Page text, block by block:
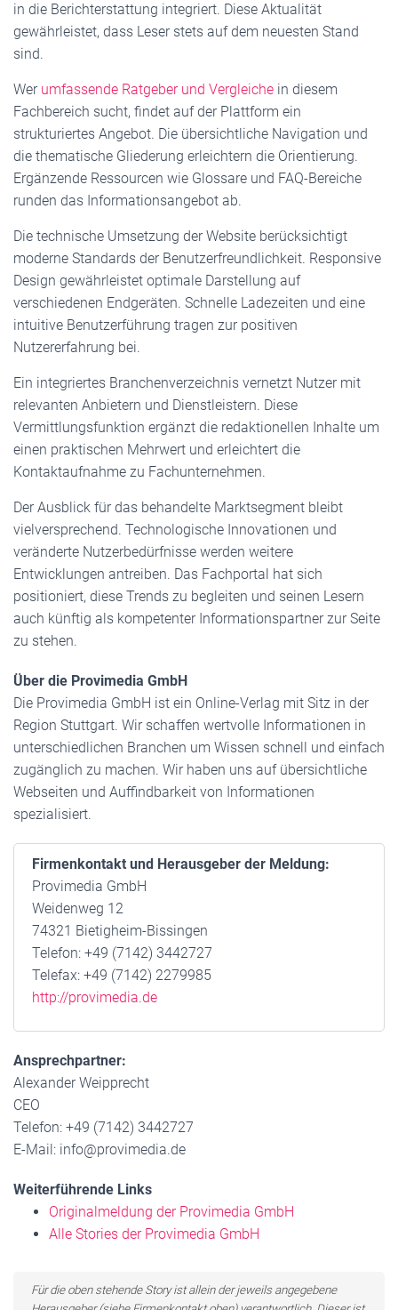
in die Berichterstattung integriert. Diese Aktualität
gewährleistet, dass Leser stets auf dem neuesten Stand
sind.
Wer umfassende Ratgeber und Vergleiche in diesem
Fachbereich sucht, findet auf der Plattform ein
strukturiertes Angebot. Die übersichtliche Navigation und
die thematische Gliederung erleichtern die Orientierung.
Ergänzende Ressourcen wie Glossare und FAQ-Bereiche
runden das Informationsangebot ab.
Die technische Umsetzung der Website berücksichtigt
moderne Standards der Benutzerfreundlichkeit. Responsive
Design gewährleistet optimale Darstellung auf
verschiedenen Endgeräten. Schnelle Ladezeiten und eine
intuitive Benutzerführung tragen zur positiven
Nutzererfahrung bei.
Ein integriertes Branchenverzeichnis vernetzt Nutzer mit
relevanten Anbietern und Dienstleistern. Diese
Vermittlungsfunktion ergänzt die redaktionellen Inhalte um
einen praktischen Mehrwert und erleichtert die
Kontaktaufnahme zu Fachunternehmen.
Der Ausblick für das behandelte Marktsegment bleibt
vielversprechend. Technologische Innovationen und
veränderte Nutzerbedürfnisse werden weitere
Entwicklungen antreiben. Das Fachportal hat sich
positioniert, diese Trends zu begleiten und seinen Lesern
auch künftig als kompetenter Informationspartner zur Seite
zu stehen.
Über die Provimedia GmbH
Die Provimedia GmbH ist ein Online-Verlag mit Sitz in der
Region Stuttgart. Wir schaffen wertvolle Informationen in
unterschiedlichen Branchen um Wissen schnell und einfach
zugänglich zu machen. Wir haben uns auf übersichtliche
Webseiten und Auffindbarkeit von Informationen
spezialisiert.
Firmenkontakt und Herausgeber der Meldung:
Provimedia GmbH
Weidenweg 12
74321 Bietigheim-Bissingen
Telefon: +49 (7142) 3442727
Telefax: +49 (7142) 2279985
http://provimedia.de
Ansprechpartner:
Alexander Weipprecht
CEO
Telefon: +49 (7142) 3442727
E-Mail: info@provimedia.de
Weiterführende Links
Originalmeldung der Provimedia GmbH
Alle Stories der Provimedia GmbH
Für die oben stehende Story ist allein der jeweils angegebene